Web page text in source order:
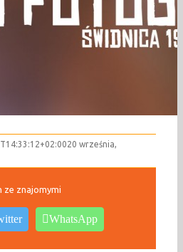
20 września,
ze znajomymi
WhatsApp